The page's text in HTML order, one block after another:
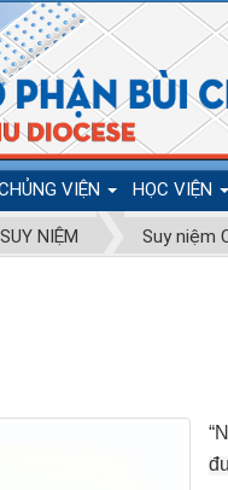
VIỆN HỌC VIỆN
SUY NIỆM Suy niệm